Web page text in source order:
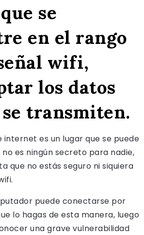
se
en el rango
wifi,
los datos
transmiten.
internet es un lugar que se puede
es ningún secreto para nadie,
que no estás seguro ni siquiera
puede conectarse por
lo hagas de esta manera, luego
una grave vulnerabilidad